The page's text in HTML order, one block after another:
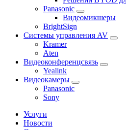
Panasonic
Видеомикшеры
BrightSign
Системы управления AV
Kramer
Aten
Видеоконференцсвязь
Yealink
Видеокамеры
Panasonic
Sony
Услуги
Новости